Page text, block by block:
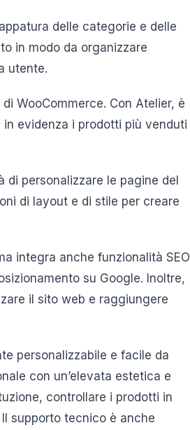
delle categorie e delle
in modo da organizzare
utente.
WooCommerce. Con Atelier, è
evidenza i prodotti più venduti
personalizzare le pagine del
di layout e di stile per creare
integra anche funzionalità SEO
su Google. Inoltre,
il sito web e raggiungere
personalizzabile e facile da
con un’elevata estetica e
controllare i prodotti in
supporto tecnico è anche